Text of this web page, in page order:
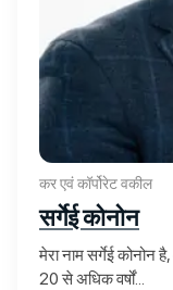
कर एवं कॉर्पोरेट वकील
सर्गेई कोनोन
मेरा नाम सर्गेई कोनोन
20 से अधिक वर्षों...